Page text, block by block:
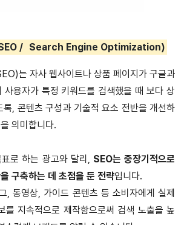
/ Search Engine Optimization)
는 자사 웹사이트나 상품 페이지가 구글과
사용자가 특정 키워드를 검색했을 때 보다 상
록, 콘텐츠 구성과 기술적 요소 전반을 개선하
의미합니다.
로 하는 광고와 달리, SEO는 중장기적으로
구축하는 데 초점을 둔 전략입니다.
, 동영상, 가이드 콘텐츠 등 소비자에게 실제
를 지속적으로 제작함으로써 검색 노출을 높